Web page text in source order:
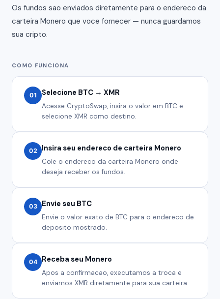
Os fundos sao enviados diretamente para o endereco da
carteira Monero que voce fornecer — nunca guardamos
sua cripto.
COMO FUNCIONA
01 Selecione BTC → XMR
Acesse CryptoSwap, insira o valor em BTC e
selecione XMR como destino.
02 Insira seu endereco de carteira Monero
Cole o endereco da carteira Monero onde
deseja receber os fundos.
03 Envie seu BTC
Envie o valor exato de BTC para o endereco de
deposito mostrado.
04 Receba seu Monero
Apos a confirmacao, executamos a troca e
enviamos XMR diretamente para sua carteira.